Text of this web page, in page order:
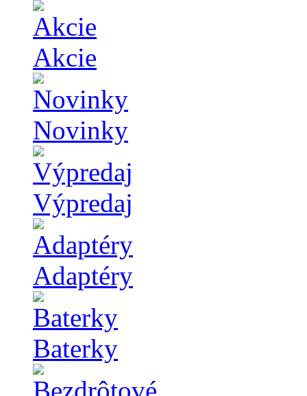
Akcie
Novinky
Výpredaj
Adaptéry
Baterky